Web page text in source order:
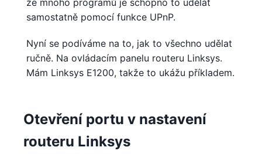
samostatně pomocí funkce UPnP.
Nyní se podíváme na to, jak to všechno udělat
ručně. Na ovládacím panelu routeru Linksys.
Mám Linksys E1200, takže to ukážu příkladem.
Otevření portu v nastavení
routeru Linksys